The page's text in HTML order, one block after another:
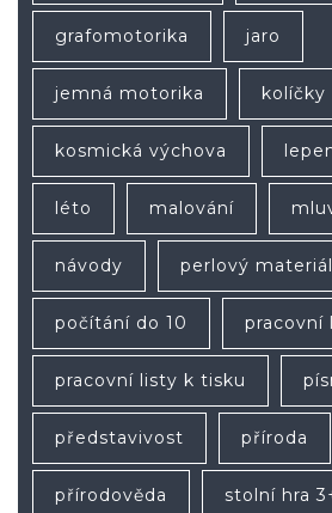
grafomotorika jaro
jemná motorika kolíčky
kosmická výchova
léto malování
návody perlový materiál
počítání do 10 pracovní
pracovní listy k tisku
představivost příroda
přírodověda stolní hra